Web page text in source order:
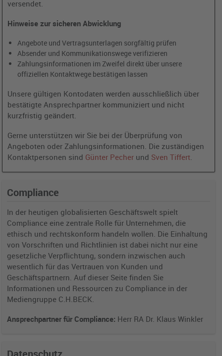
versendet.
Hinweise zur sicheren Abwicklung
Angebote und Vertragsunterlagen sorgfältig prüfen
Absender und Kommunikationswege verifizieren
Zahlungsinformationen im Zweifel direkt über unsere
offiziellen Kontaktwege bestätigen lassen
Unsere gültigen Kontodaten werden ausschließlich über
bestätigte Ansprechpartner kommuniziert und nicht
kurzfristig geändert.
Gerne unterstützen wir Sie bei der Überprüfung von
Angeboten oder Zahlungsinformationen. Die zuständigen
Kontaktpersonen sind Günter Pecher und Sven Tiffert.
Compliance
In der heutigen globalisierten Geschäftswelt spielt
Compliance eine zentrale Rolle für Unternehmen, die
ethisch und rechtskonform handeln wollen. Die Einhaltung
von Vorschriften und Richtlinien ist dabei nicht nur eine
gesetzliche Verpflichtung, sondern inzwischen auch
wesentlich für das Vertrauen von Kunden und
Geschäftspartnern. Auf dieser Seite finden Sie
Informationen und Ressourcen zu Compliance in der
Mediengruppe C.H.BECK.
Ansprechpartner für Compliance: Herr RA Dr. Klaus Winkler